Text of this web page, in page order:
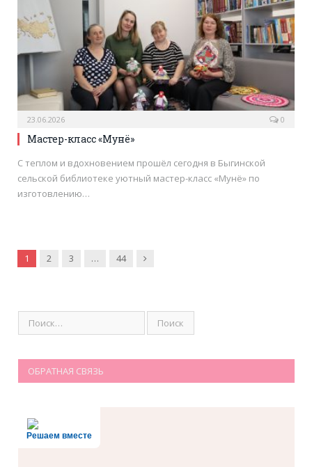
23.06.2026 0
Мастер-класс «Мунё»
С теплом и вдохновением прошёл сегодня в Быгинской
сельской библиотеке уютный мастер-класс «Мунё» по
изготовлению…
1 2 3 … 44 Вперёд
ОБРАТНАЯ СВЯЗЬ
Решаем вместе